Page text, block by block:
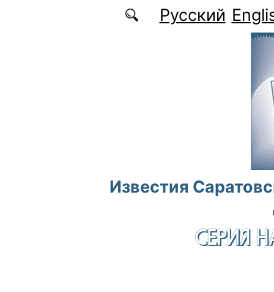
Перейти к основному содержаниюРусский
Известия
СЕРИЯ